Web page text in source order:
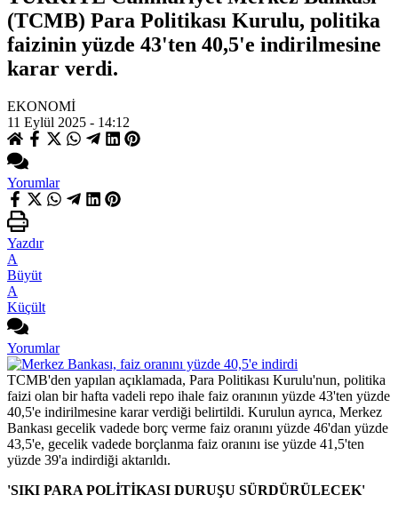
(TCMB) Para Politikası Kurulu, politika
faizinin yüzde 43'ten 40,5'e indirilmesine
karar verdi.
EKONOMİ
11 Eylül 2025 - 14:12
Yorumlar
Yazdır
A
Büyüt
A
Küçült
Yorumlar
TCMB'den yapılan açıklamada, Para Politikası Kurulu'nun, politika
faizi olan bir hafta vadeli repo ihale faiz oranının yüzde 43'ten yüzde
40,5'e indirilmesine karar verdiği belirtildi. Kurulun ayrıca, Merkez
Bankası gecelik vadede borç verme faiz oranını yüzde 46'dan yüzde
43,5'e, gecelik vadede borçlanma faiz oranını ise yüzde 41,5'ten
yüzde 39'a indirdiği aktarıldı.
'SIKI PARA POLİTİKASI DURUŞU SÜRDÜRÜLECEK'